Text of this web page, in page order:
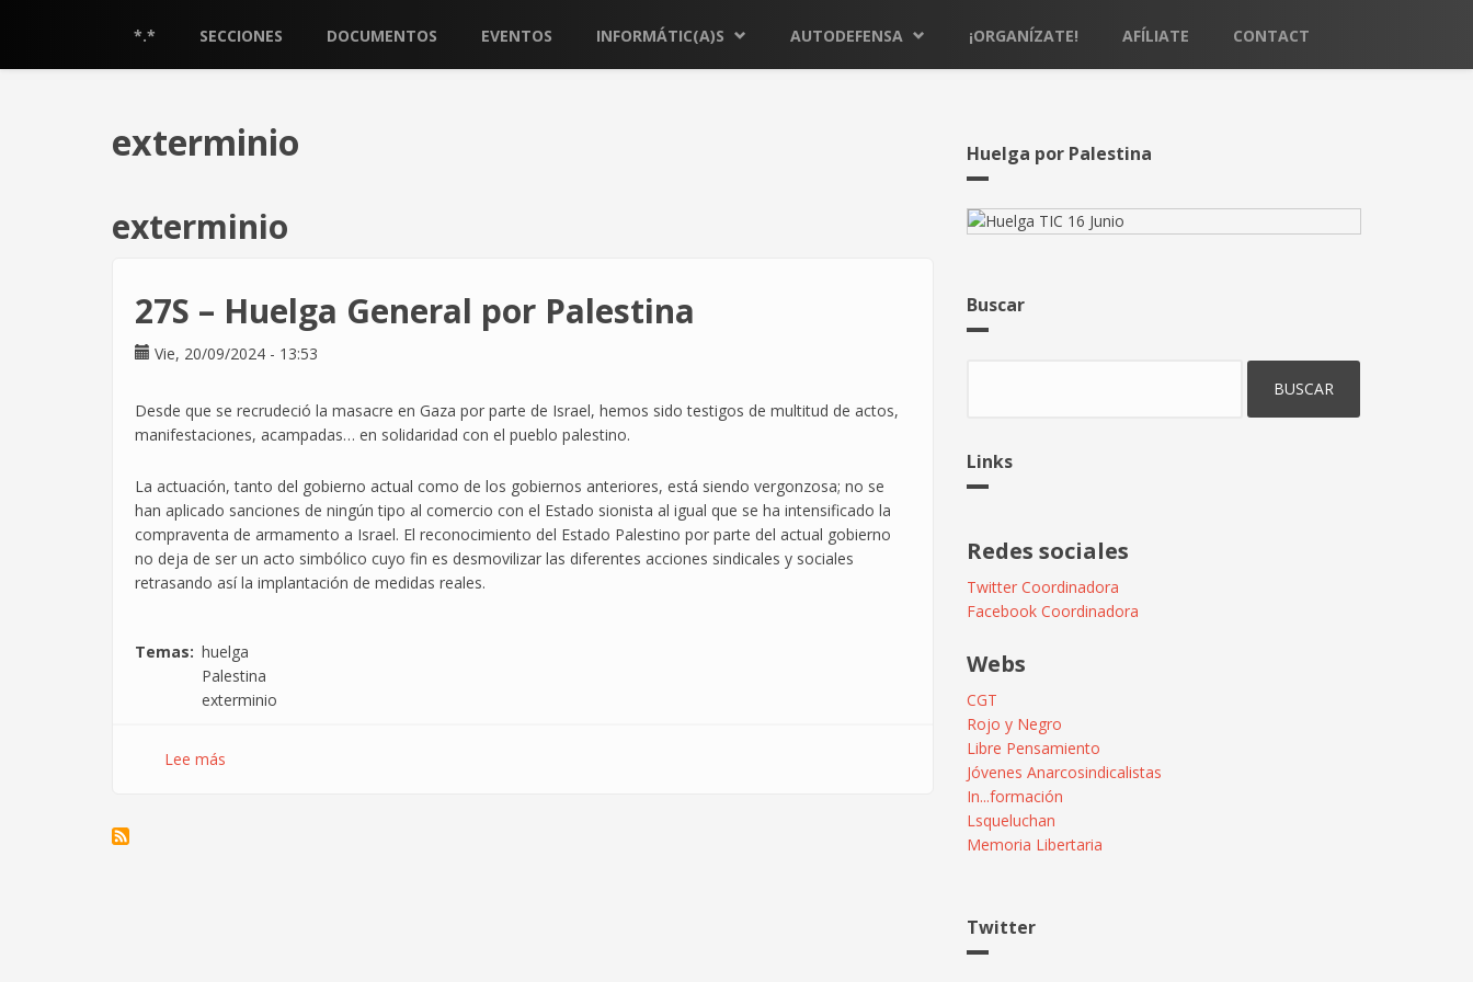
*.* SECCIONES DOCUMENTOS EVENTOS INFORMÁTIC(A)S AUTODEFENSA ¡ORGANÍZATE! AFÍLIATE CONTACT
exterminio
exterminio
27S – Huelga General por Palestina
Vie, 20/09/2024 - 13:53
Desde que se recrudeció la masacre en Gaza por parte de Israel, hemos sido testigos de multitud de actos,
manifestaciones, acampadas… en solidaridad con el pueblo palestino.
La actuación, tanto del gobierno actual como de los gobiernos anteriores, está siendo vergonzosa; no se
han aplicado sanciones de ningún tipo al comercio con el Estado sionista al igual que se ha intensificado la
compraventa de armamento a Israel. El reconocimiento del Estado Palestino por parte del actual gobierno
no deja de ser un acto simbólico cuyo fin es desmovilizar las diferentes acciones sindicales y sociales
retrasando así la implantación de medidas reales.
Temas
huelga
Palestina
exterminio
Lee más
Huelga por Palestina
Buscar
Links
Redes sociales
Twitter Coordinadora
Facebook Coordinadora
Webs
CGT
Rojo y Negro
Libre Pensamiento
Jóvenes Anarcosindicalistas
In...formación
Lsqueluchan
Memoria Libertaria
Twitter